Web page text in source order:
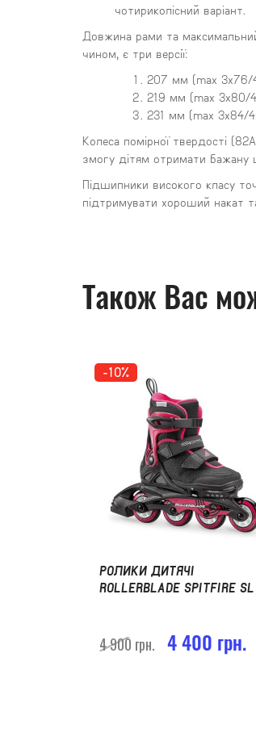
чотириколісний варіант.
Довжина рами та
чином, є три версії:
207 мм (max 3x76/
219 мм (max 3x80/
231 мм (max 3x84/
Колеса помірної твердості
змогу дітям отримати бажану
Підшипники високого класу
підтримувати хороший накат
Також Вас
-10%
РОЛИКИ ДИТЯЧІ
ROLLERBLADE SPITFIRE
4 900 грн. 4 400 грн.